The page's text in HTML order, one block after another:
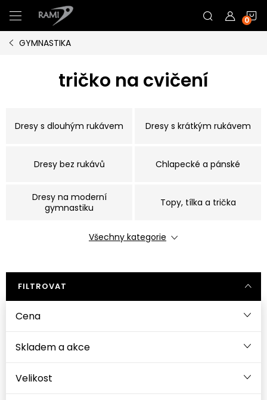
na
obsah
GYMNASTIKA
tričko na cvičení
Dresy s dlouhým rukávem Dresy s krátkým rukávem
Dresy bez rukávů Chlapecké a pánské
Dresy na moderní
gymnastiku
Topy, tílka a trička
Kraťasy a legíny Gumičky do vlasů
Všechny kategorie
FILTROVAT
Cena
Velikost